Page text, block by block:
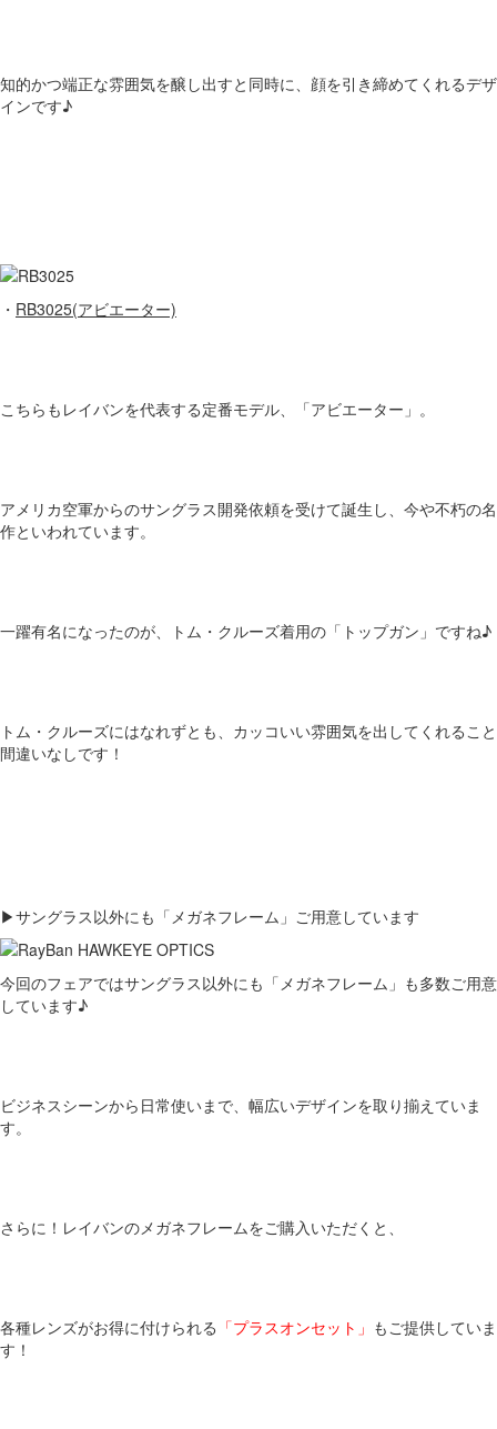
知的かつ端正な雰囲気を醸し出すと同時に、顔を引き締めてくれるデザ
インです♪
・ RB3025(アビエーター)
こちらもレイバンを代表する定番モデル、「アビエーター」。
アメリカ空軍からのサングラス開発依頼を受けて誕生し、今や不朽の名
作といわれています。
一躍有名になったのが、トム・クルーズ着用の「トップガン」ですね♪
トム・クルーズにはなれずとも、カッコいい雰囲気を出してくれること
間違いなしです！
▶サングラス以外にも「メガネフレーム」ご用意しています
今回のフェアではサングラス以外にも「メガネフレーム」も多数ご用意
しています♪
ビジネスシーンから日常使いまで、幅広いデザインを取り揃えていま
す。
さらに！レイバンのメガネフレームをご購入いただくと、
各種レンズがお得に付けられる 「プラスオンセット」 もご提供していま
す！